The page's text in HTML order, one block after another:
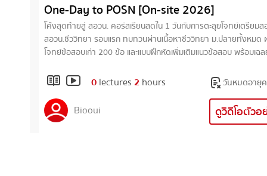
One-Day to POSN [On-site 2026]
โค้งสุดท้ายสู่ สอวน. คอร์สเรียนสดใน 1 วันกับการตะลุยโจทย์เตรียมสอบ
สอวน.ชีววิทยา รอบแรก ทบทวนผ่านเนื้อหาชีววิทยา ม.ปลายทั้งหมด
โจทย์ข้อสอบเก่า 200 ข้อ และแบบฝึกหัดเพิ่มเติมแนวข้อสอบ พร้อมเฉ
09.00 - 16.00 น. (พักกลางวัน 1 ชั่วโมง) เรียน On-site ที่อาคาร
0lectures2hours วันหมดอายุ
Biooui ดูวิดีโอตัวอ